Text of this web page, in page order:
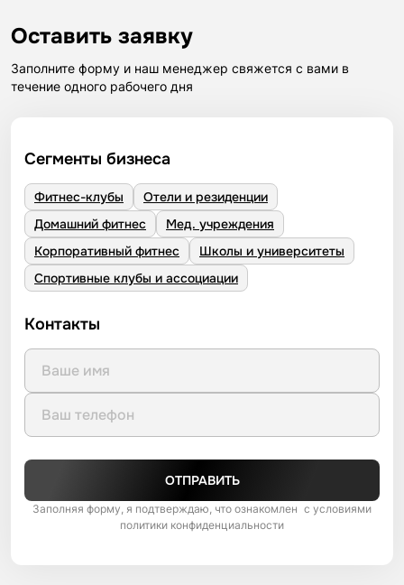
Оставить заявку
Заполните форму и наш менеджер свяжется с вами в
течение одного рабочего дня
Сегменты бизнеса
Фитнес-клубы
Отели и резиденции
Домашний фитнес
Мед. учреждения
Корпоративный фитнес
Школы и университеты
Спортивные клубы и ассоциации
Контакты
ОТПРАВИТЬ
Заполняя форму, я подтверждаю, что ознакомлен с условиями
политики конфиденциальности